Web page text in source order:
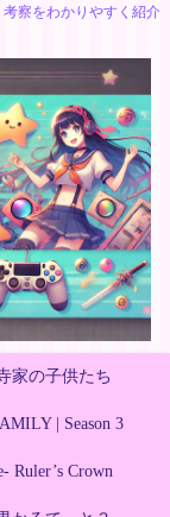
察をわかりやすく紹介
家の子供たち
| Season 3
Ruler’s Crown